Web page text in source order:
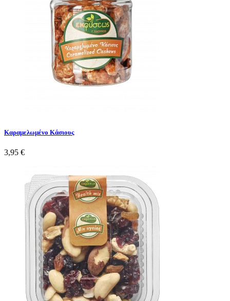
Καραμελωμένο Κάσιους
3,95 €